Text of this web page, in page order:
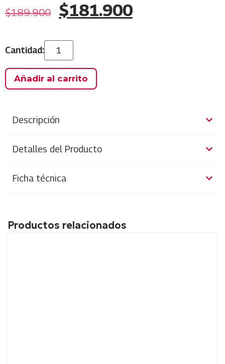
$189.900 $181.900
Añadir al carrito
Descripción
Detalles del Producto
Ficha técnica
Productos relacionados